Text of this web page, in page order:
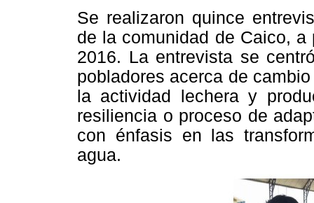
Se realizaron quince
de la comunidad de Caico,
2016. La entrevista se
pobladores acerca de
la actividad lechera y
resiliencia o proceso de
con énfasis en las
agua.